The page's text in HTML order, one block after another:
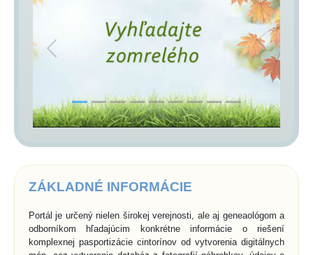
Previous Next
ZÁKLADNÉ INFORMÁCIE
Portál je určený nielen širokej verejnosti, ale aj geneaológom a
odborníkom hľadajúcim konkrétne informácie o riešení
komplexnej pasportizácie cintorínov od vytvorenia digitálnych